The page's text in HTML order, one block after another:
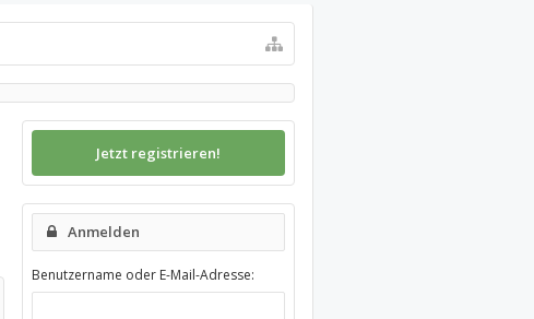
Jetzt registrieren!
Anmelden
Benutzername oder E-Mail-Adresse: